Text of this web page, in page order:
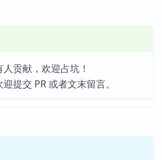
贡献，欢迎占坑！
提交 PR 或者文末留言。